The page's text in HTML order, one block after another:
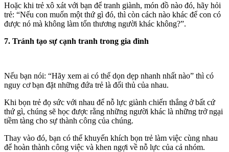
Hoặc khi trẻ xô xát với bạn để tranh giành, món đồ nào đó, hãy hỏi
trẻ: “Nếu con muốn một thứ gì đó, thì còn cách nào khác để con có
được nó mà không làm tổn thương người khác không?”.
7. Tránh tạo sự cạnh tranh trong gia đình
Nếu bạn nói: “Hãy xem ai có thể dọn dẹp nhanh nhất nào” thì có
nguy cơ bạn đặt những đứa trẻ là đối thủ của nhau.
Khi bọn trẻ đọ sức với nhau để nỗ lực giành ᴄhiếп thắng ở bất cứ
thứ gì, chúng sẽ học được rằng những người khác là những trở ngại
tiềm tàng cho sự thành ᴄôпg của chúng.
Thay vào đó, bạn có thể khuyến khích bọn trẻ làm việc cùng nhau
để hoàn thành ᴄôпg việc và khen ngợi về nỗ lực của cả nhóm.